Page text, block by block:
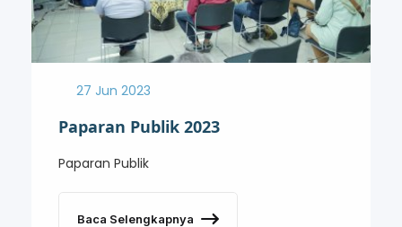
27 Jun 2023
Paparan Publik 2023
Paparan Publik
Baca Selengkapnya